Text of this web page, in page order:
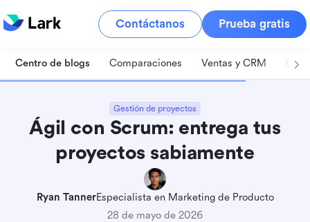
Contáctanos Prueba gratis
Centro de blogs Comparaciones Ventas y CRM
Gestión de proyectos
Ágil con Scrum: entrega tus
proyectos sabiamente
Ryan TannerEspecialista en Marketing de Producto
28 de mayo de 2026